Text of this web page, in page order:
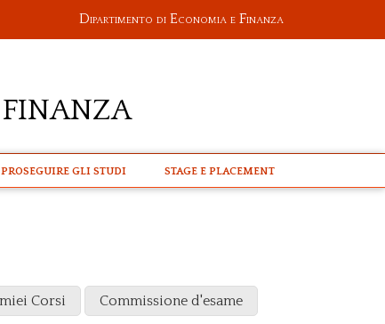
Dipartimento di Economia e Finanza
PROSEGUIRE GLI STUDI STAGE E PLACEMENT
Corsi Commissione d'esame